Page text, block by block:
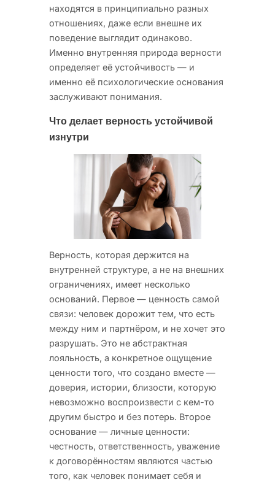
находятся в принципиально разных
отношениях, даже если внешне их
поведение выглядит одинаково.
Именно внутренняя природа верности
определяет её устойчивость — и
именно её психологические основания
заслуживают понимания.
Что делает верность устойчивой
изнутри
Верность, которая держится на
внутренней структуре, а не на внешних
ограничениях, имеет несколько
оснований. Первое — ценность самой
связи: человек дорожит тем, что есть
между ним и партнёром, и не хочет это
разрушать. Это не абстрактная
лояльность, а конкретное ощущение
ценности того, что создано вместе —
доверия, истории, близости, которую
невозможно воспроизвести с кем-то
другим быстро и без потерь. Второе
основание — личные ценности:
честность, ответственность, уважение
к договорённостям являются частью
того, как человек понимает себя и